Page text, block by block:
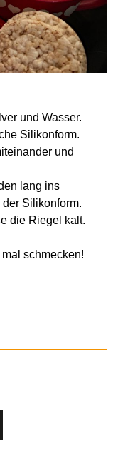
und Wasser.
Silikonform.
und
lang ins
Silikonform.
die Riegel kalt.
schmecken!